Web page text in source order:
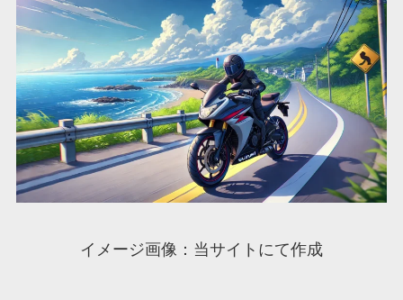
イメージ画像：当サイトにて作成